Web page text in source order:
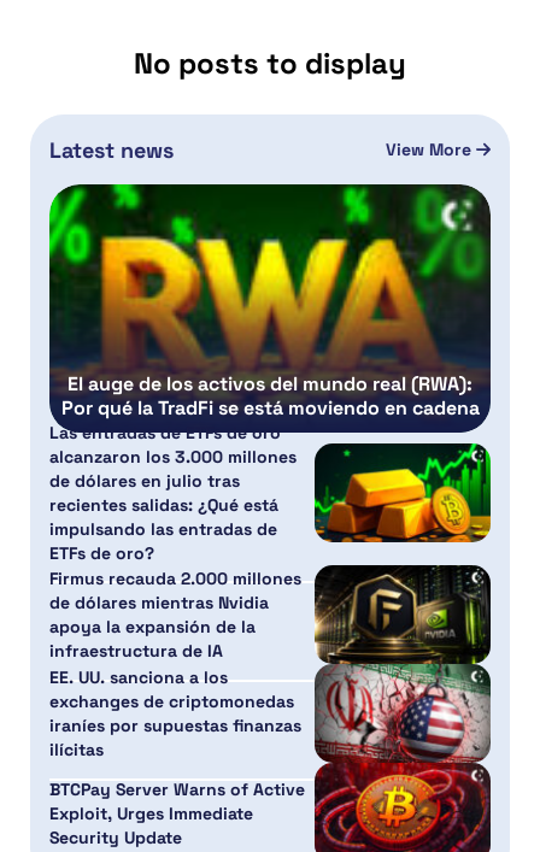
No posts to display
Latest news View More
El auge de los activos del mundo real (RWA):
Por qué la TradFi se está moviendo en cadena
Las entradas de ETFs de oro
alcanzaron los 3.000 millones
de dólares en julio tras
recientes salidas: ¿Qué está
impulsando las entradas de
ETFs de oro?
Firmus recauda 2.000 millones
de dólares mientras Nvidia
apoya la expansión de la
infraestructura de IA
EE. UU. sanciona a los
exchanges de criptomonedas
iraníes por supuestas finanzas
ilícitas
BTCPay Server Warns of Active
Exploit, Urges Immediate
Security Update